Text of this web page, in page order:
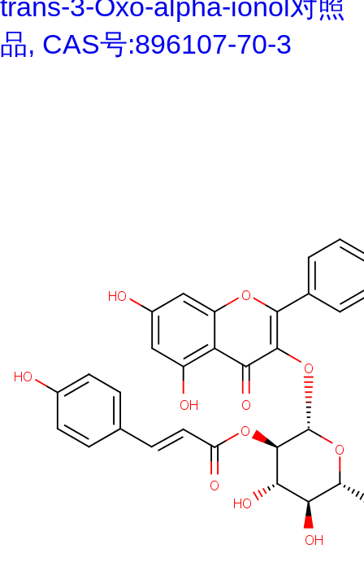
trans-3-Oxo-alpha-ionol对照
品, CAS号:896107-70-3